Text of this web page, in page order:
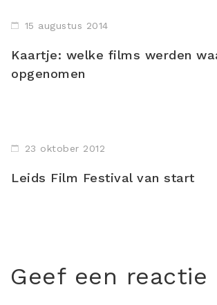
15 augustus 2014
Kaartje: welke films werden
opgenomen
23 oktober 2012
Leids Film Festival van start
Geef een reactie